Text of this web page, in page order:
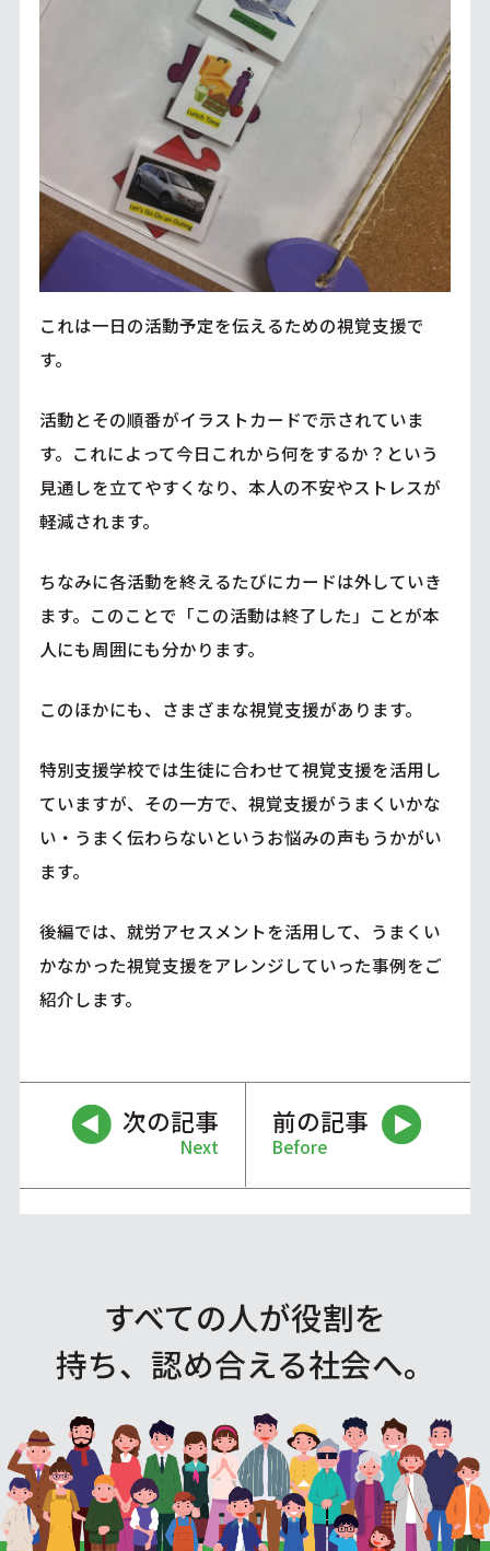
これは一日の活動予定を伝えるための視覚支援で
す。
活動とその順番がイラストカードで示されていま
す。これによって今日これから何をするか？という
見通しを立てやすくなり、本人の不安やストレスが
軽減されます。
ちなみに各活動を終えるたびにカードは外していき
ます。このことで「この活動は終了した」ことが本
人にも周囲にも分かります。
このほかにも、さまざまな視覚支援があります。
特別支援学校では生徒に合わせて視覚支援を活用し
ていますが、その一方で、視覚支援がうまくいかな
い・うまく伝わらないというお悩みの声もうかがい
ます。
後編では、就労アセスメントを活用して、うまくい
かなかった視覚支援をアレンジしていった事例をご
紹介します。
次の記事
Next
前の記事
Before
すべての人が役割を
持ち、認め合える社会へ。